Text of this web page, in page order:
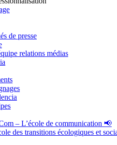
de presse
relations médias
– L’école de communication 📢
des transitions écologiques et